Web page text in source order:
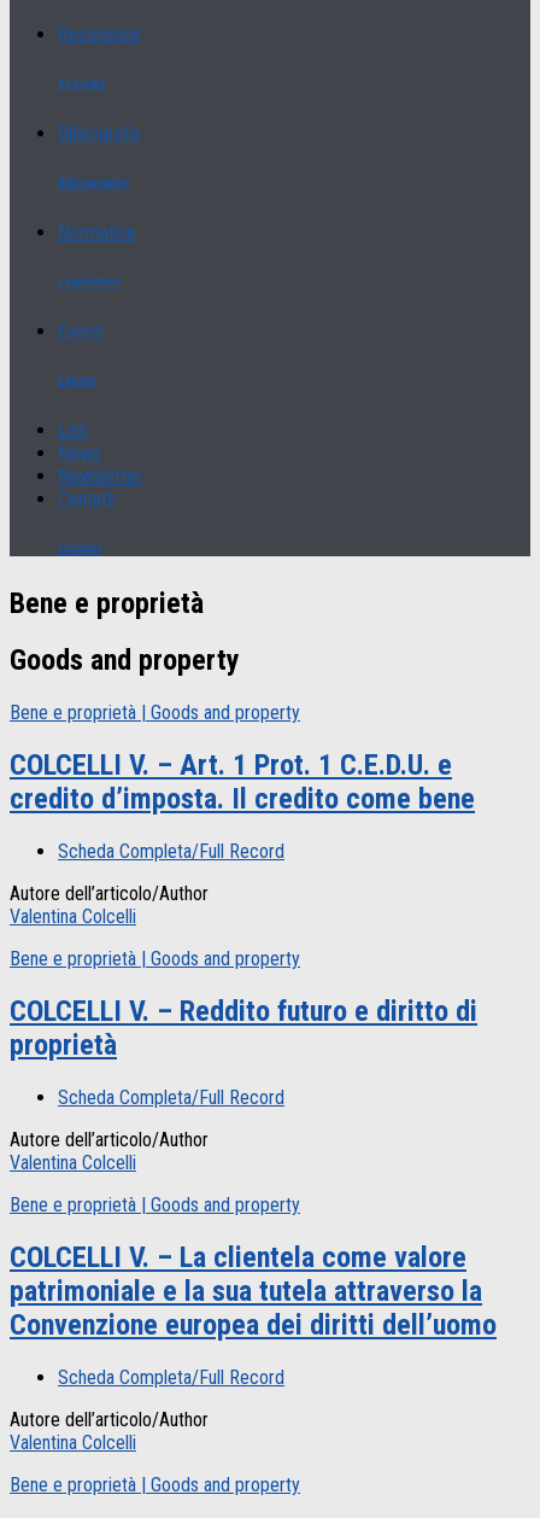
Recensioni
Reviews
Bibliografia
Bibliography
Normativa
Legislation
Eventi
Events
Link
News
Newsletter
Contatti
Contact
Bene e proprietà
Goods and property
Bene e proprietà | Goods and property
COLCELLI V. – Art. 1 Prot. 1 C.E.D.U. e
credito d’imposta. Il credito come bene
Scheda Completa/Full Record
Autore dell’articolo/Author
Valentina Colcelli
Bene e proprietà | Goods and property
COLCELLI V. – Reddito futuro e diritto di
proprietà
Scheda Completa/Full Record
Autore dell’articolo/Author
Valentina Colcelli
Bene e proprietà | Goods and property
COLCELLI V. – La clientela come valore
patrimoniale e la sua tutela attraverso la
Convenzione europea dei diritti dell’uomo
Scheda Completa/Full Record
Autore dell’articolo/Author
Valentina Colcelli
Bene e proprietà | Goods and property